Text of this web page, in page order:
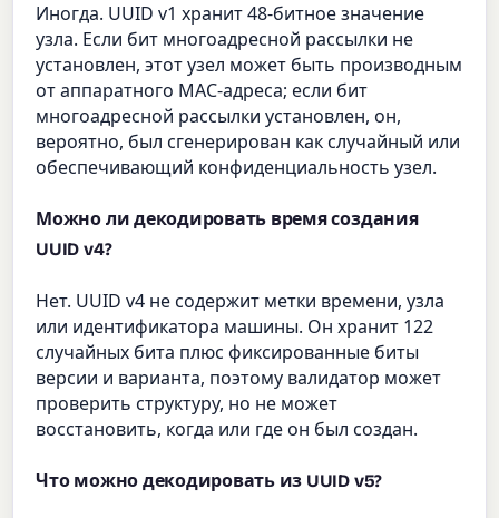
Иногда. UUID v1 хранит 48-битное значение
узла. Если бит многоадресной рассылки не
установлен, этот узел может быть производным
от аппаратного MAC-адреса; если бит
многоадресной рассылки установлен, он,
вероятно, был сгенерирован как случайный или
обеспечивающий конфиденциальность узел.
Можно ли декодировать время создания
UUID v4?
Нет. UUID v4 не содержит метки времени, узла
или идентификатора машины. Он хранит 122
случайных бита плюс фиксированные биты
версии и варианта, поэтому валидатор может
проверить структуру, но не может
восстановить, когда или где он был создан.
Что можно декодировать из UUID v5?